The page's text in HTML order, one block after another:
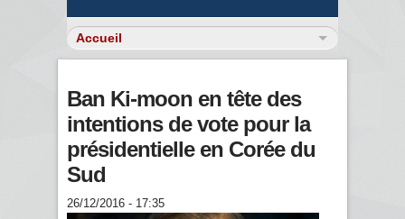
Ban Ki-moon en tête des
intentions de vote pour la
présidentielle en Corée du
Sud
26/12/2016 - 17:35